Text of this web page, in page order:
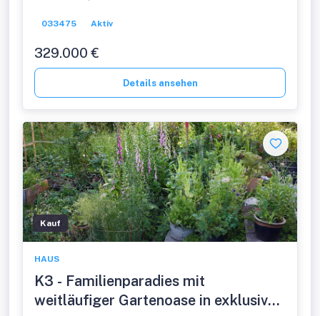
033475 Aktiv
329.000 €
Details ansehen
Kauf
HAUS
K3 - Familienparadies mit
weitläufiger Gartenoase in exklusiver